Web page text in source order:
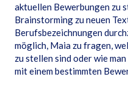
aktuellen Bewerbungen zu
Brainstorming zu neuen
Berufsbezeichnungen
möglich, Maia zu fragen,
zu stellen sind oder wie
mit einem bestimmten